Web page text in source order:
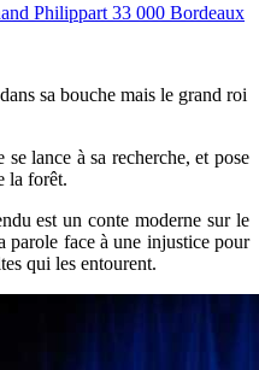
Philippart 33 000 Bordeaux
sa bouche mais le grand roi
lance à sa recherche, et pose
la forêt.
est un conte moderne sur le
parole face à une injustice pour
qui les entourent.